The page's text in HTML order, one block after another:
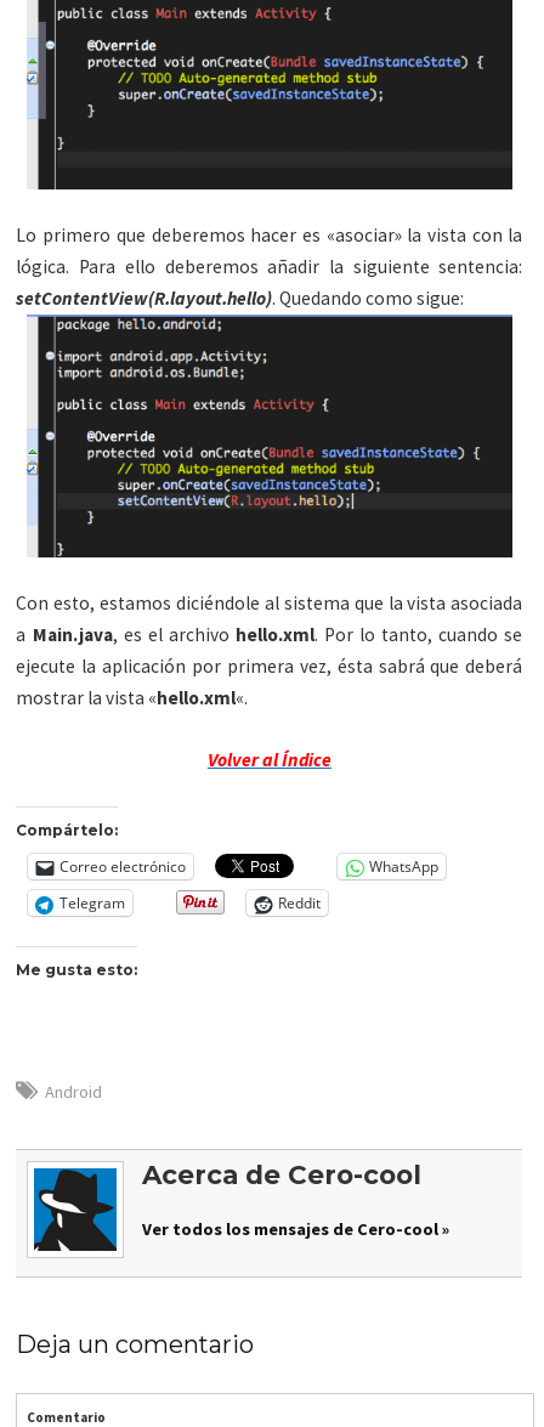
Lo primero que deberemos hacer es «asociar» la vista con la
lógica. Para ello deberemos añadir la siguiente sentencia:
setContentView(R.layout.hello). Quedando como sigue:
Con esto, estamos diciéndole al sistema que la vista asociada
a Main.java, es el archivo hello.xml. Por lo tanto, cuando se
ejecute la aplicación por primera vez, ésta sabrá que deberá
mostrar la vista «hello.xml«.
Volver al Índice
Compártelo:
Correo electrónico
WhatsApp
Telegram
Reddit
Me gusta esto:
Android
Acerca de Cero-cool
Ver todos los mensajes de Cero-cool »
Deja un comentario
Comentario